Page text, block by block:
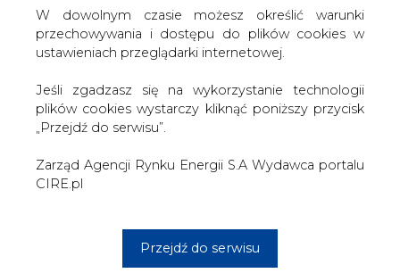
W dowolnym czasie możesz określić warunki
przechowywania i dostępu do plików cookies w
ustawieniach przeglądarki internetowej.
Jeśli zgadzasz się na wykorzystanie technologii
plików cookies wystarczy kliknąć poniższy przycisk
„Przejdź do serwisu”.
Zarząd Agencji Rynku Energii S.A Wydawca portalu
CIRE.pl
Przejdź do serwisu
w światowym rynku ma wzrosnąć do 35 proc. wobec 28
proc. przed rokiem.
Artykuł powstał bez wsparcia narzędzi sztucznej inteligencji.
Wydawca portalu CIRE zgadza się na włączenie publikacji do